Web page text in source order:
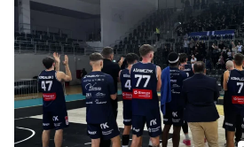
Starcie ŁKS-u z Kociewskimi Diabłami